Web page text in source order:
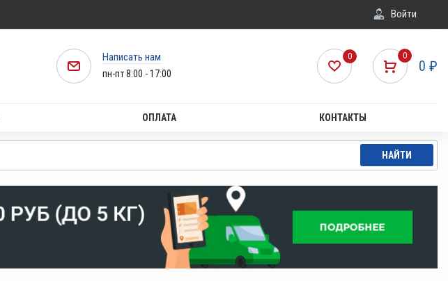
Войти
Написать нам
пн-пт 8:00 - 17:00
0
0 ₽
0
ОПЛАТА КОНТАКТЫ
НАЙТИ